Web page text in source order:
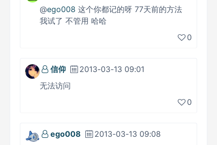
@ego008 这个你都记的呀 77天前的方法
我试了 不管用 哈哈
0
信仰
2013-03-13 09:01
无法访问
0
ego008
2013-03-13 09:08